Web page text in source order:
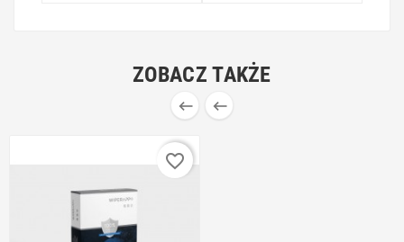
ZOBACZ TAKŻE
 
favorite_border